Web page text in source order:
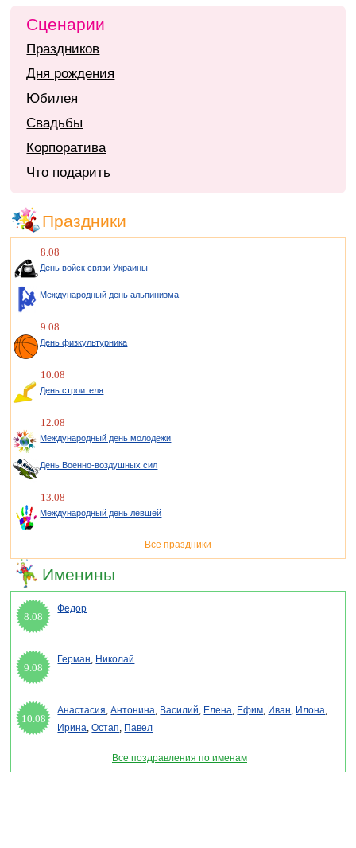
Сценарии
Праздников
Дня рождения
Юбилея
Свадьбы
Корпоратива
Что подарить
Праздники
8.08
День войск связи Украины
Международный день альпинизма
9.08
День физкультурника
10.08
День строителя
12.08
Международный день молодежи
День Военно-воздушных сил
13.08
Международный день левшей
Все праздники
Именины
8.08
Федор
9.08
Герман, Николай
10.08
Анастасия,Антонина, Василий, Елена, Ефим, Иван, Илона,
Ирина,Остап, Павел
Все поздравления по именам